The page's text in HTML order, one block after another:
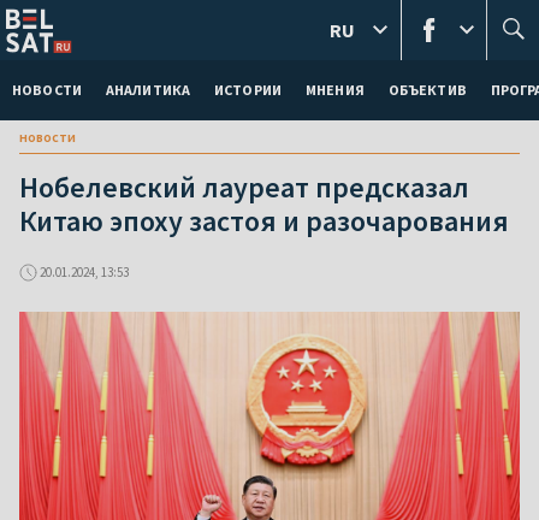
НОВОСТИ АНАЛИТИКА ИСТОРИИ МНЕНИЯ ОБЪЕКТИВ
RU
новости
Нобелевский лауреат предсказал
Китаю эпоху застоя и разочарования
20.01.2024, 13:53